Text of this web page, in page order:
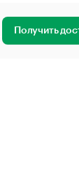
Получить